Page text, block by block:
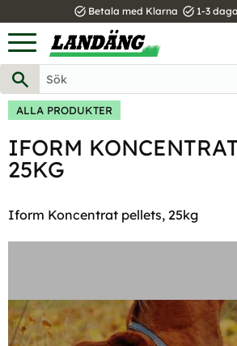
Meny
task_alt Betala med Klarna task_alt 1-3
ALLA PRODUKTER
IFORM
25KG
Iform Koncentrat pellets, 25kg